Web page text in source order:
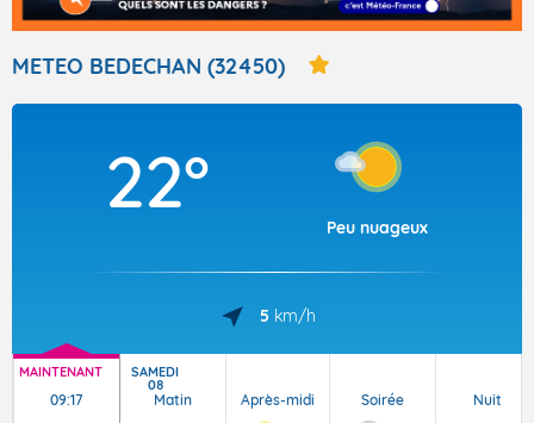
TOUS LES RÉSULTATS
Articles
METEO BEDECHAN (32450)
22°
Peu nuageux
5 km/h
MAINTENANT
09:17
SAMEDI
08
Matin Après-midi Soirée Nuit